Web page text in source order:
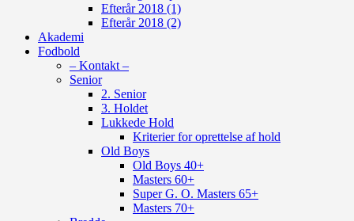
Efterår 2018 (1)
Efterår 2018 (2)
Akademi
Fodbold
– Kontakt –
Senior
2. Senior
3. Holdet
Lukkede Hold
Kriterier for oprettelse af hold
Old Boys
Old Boys 40+
Masters 60+
Super G. O. Masters 65+
Masters 70+